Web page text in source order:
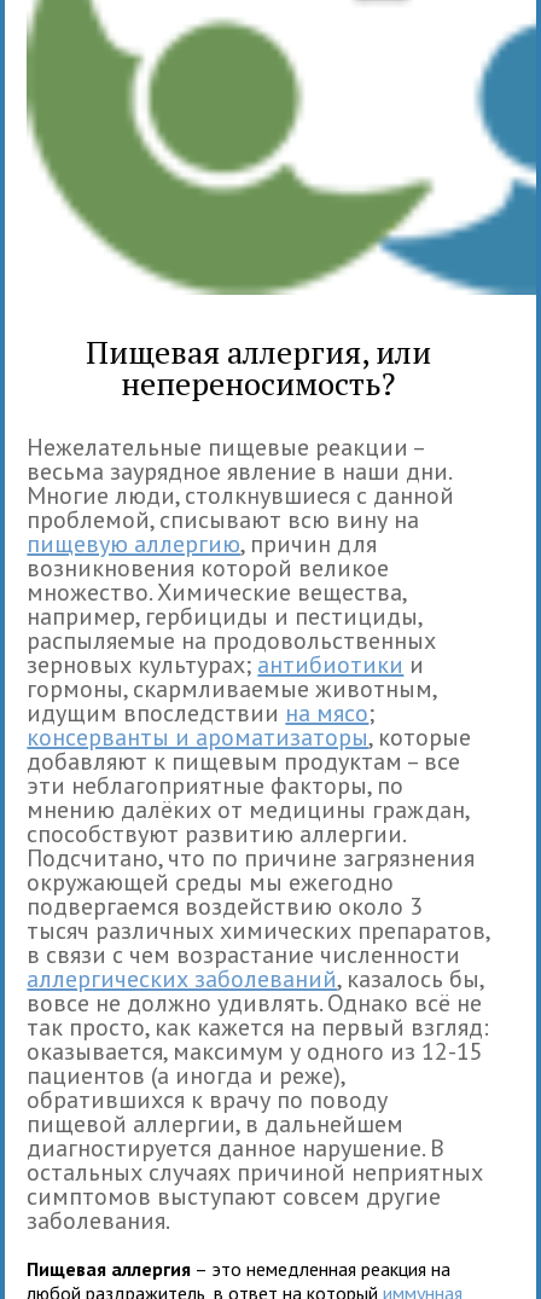
Пищевая аллергия, или
непереносимость?
Нежелательные пищевые реакции –
весьма заурядное явление в наши дни.
Многие люди, столкнувшиеся с данной
проблемой, списывают всю вину на
пищевую аллергию, причин для
возникновения которой великое
множество. Химические вещества,
например, гербициды и пестициды,
распыляемые на продовольственных
зерновых культурах; антибиотики и
гормоны, скармливаемые животным,
идущим впоследствии на мясо;
консерванты и ароматизаторы, которые
добавляют к пищевым продуктам – все
эти неблагоприятные факторы, по
мнению далёких от медицины граждан,
способствуют развитию аллергии.
Подсчитано, что по причине загрязнения
окружающей среды мы ежегодно
подвергаемся воздействию около 3
тысяч различных химических препаратов,
в связи с чем возрастание численности
аллергических заболеваний, казалось бы,
вовсе не должно удивлять. Однако всё не
так просто, как кажется на первый взгляд:
оказывается, максимум у одного из 12-15
пациентов (а иногда и реже),
обратившихся к врачу по поводу
пищевой аллергии, в дальнейшем
диагностируется данное нарушение. В
остальных случаях причиной неприятных
симптомов выступают совсем другие
заболевания.
Пищевая аллергия – это немедленная реакция на
любой раздражитель, в ответ на которыйиммунная